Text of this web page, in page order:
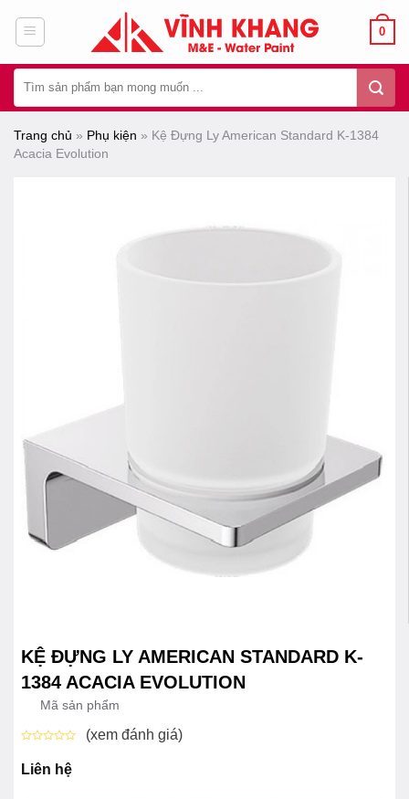
dung
0
kiếm:
Trang chủ » Phụ kiện » Kệ Đựng Ly American Standard K-1384
Acacia Evolution
KỆ ĐỰNG LY AMERICAN STANDARD K-
1384 ACACIA EVOLUTION
Mã sản phẩm
xếp
hạng
(xem đánh giá)
Liên hệ